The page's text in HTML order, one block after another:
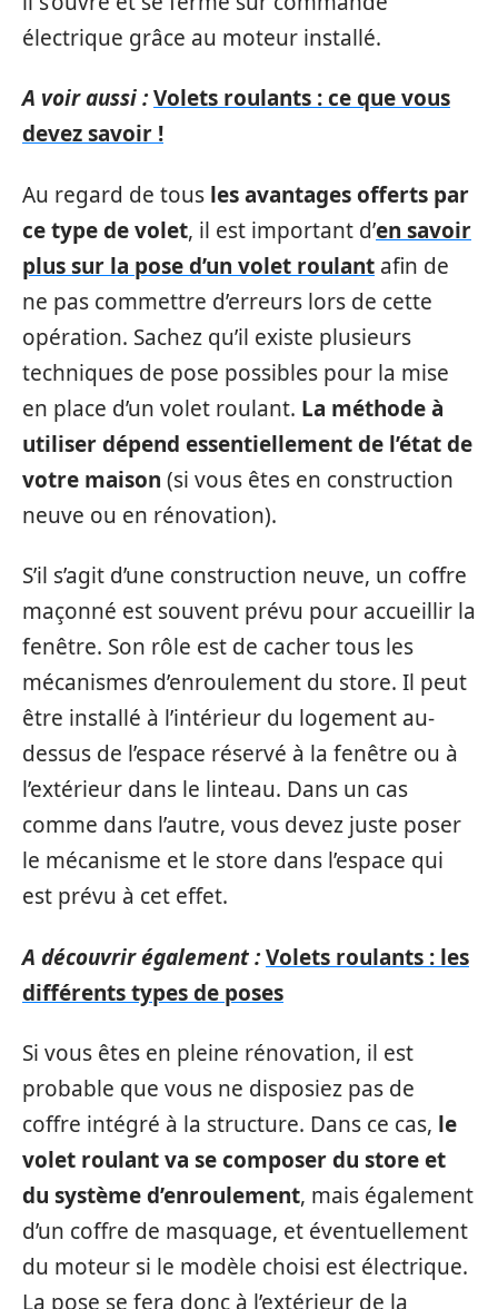
électrique grâce au moteur installé.
A voir aussi :Volets roulants : ce que vous
devez savoir !
Au regard de tous les avantages offerts par
ce type de volet, il est important d’en savoir
plus sur la pose d’un volet roulant afin de
ne pas commettre d’erreurs lors de cette
opération. Sachez qu’il existe plusieurs
techniques de pose possibles pour la mise
en place d’un volet roulant. La méthode à
utiliser dépend essentiellement de l’état de
votre maison (si vous êtes en construction
neuve ou en rénovation).
S’il s’agit d’une construction neuve, un coffre
maçonné est souvent prévu pour accueillir la
fenêtre. Son rôle est de cacher tous les
mécanismes d’enroulement du store. Il peut
être installé à l’intérieur du logement au-
dessus de l’espace réservé à la fenêtre ou à
l’extérieur dans le linteau. Dans un cas
comme dans l’autre, vous devez juste poser
le mécanisme et le store dans l’espace qui
est prévu à cet effet.
A découvrir également :Volets roulants : les
différents types de poses
Si vous êtes en pleine rénovation, il est
probable que vous ne disposiez pas de
coffre intégré à la structure. Dans ce cas, le
volet roulant va se composer du store et
du système d’enroulement, mais également
d’un coffre de masquage, et éventuellement
du moteur si le modèle choisi est électrique.
La pose se fera donc à l’extérieur de la